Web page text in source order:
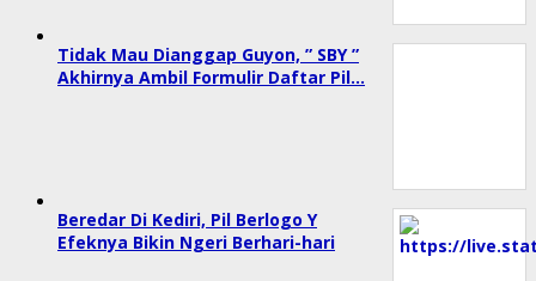
Tidak Mau Dianggap Guyon, ” SBY ”
Akhirnya Ambil Formulir Daftar Pil…
Beredar Di Kediri, Pil Berlogo Y
Efeknya Bikin Ngeri Berhari-hari